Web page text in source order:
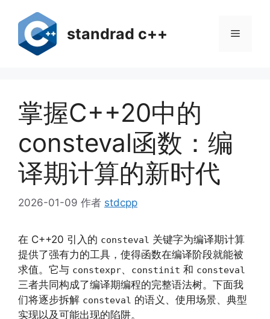
standrad c++ 菜
掌握C++20中的
consteval函数：编
译期计算的新时代
2026-01-09 作者 stdcpp
在 C++20 引入的 consteval 关键字为编译期计算
提供了强有力的工具，使得函数在编译阶段就能被
求值。它与 constexpr、 constinit 和 consteval
三者共同构成了编译期编程的完整语法树。下面我
们将逐步拆解 consteval 的语义、使用场景、典型
实现以及可能出现的陷阱。